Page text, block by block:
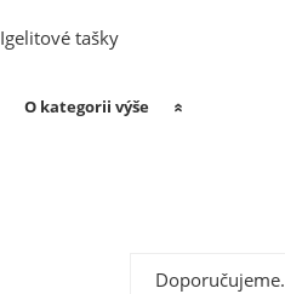
Igelitové tašky
O kategorii výše
Doporučujeme.